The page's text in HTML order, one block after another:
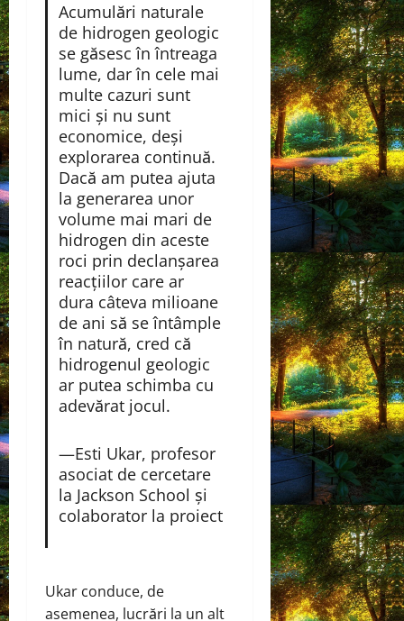
Acumulări naturale
de hidrogen geologic
se găsesc în întreaga
lume, dar în cele mai
multe cazuri sunt
mici și nu sunt
economice, deși
explorarea continuă.
Dacă am putea ajuta
la generarea unor
volume mai mari de
hidrogen din aceste
roci prin declanșarea
reacțiilor care ar
dura câteva milioane
de ani să se întâmple
în natură, cred că
hidrogenul geologic
ar putea schimba cu
adevărat jocul.
—Esti Ukar, profesor
asociat de cercetare
la Jackson School și
colaborator la proiect
Ukar conduce, de
asemenea, lucrări la un alt